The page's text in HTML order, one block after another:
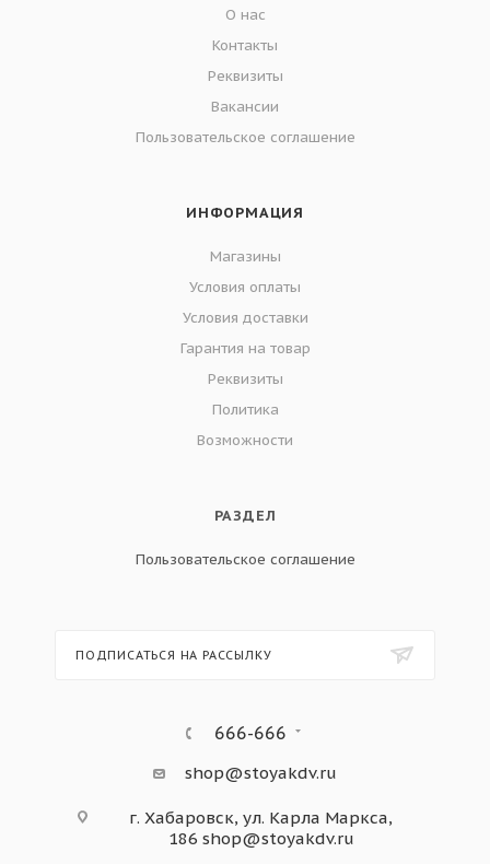
О нас
Контакты
Реквизиты
Вакансии
Пользовательское соглашение
ИНФОРМАЦИЯ
Магазины
Условия оплаты
Условия доставки
Гарантия на товар
Реквизиты
Политика
Возможности
РАЗДЕЛ
Пользовательское соглашение
ПОДПИСАТЬСЯ НА РАССЫЛКУ
666-666
shop@stoyakdv.ru
г. Хабаровск, ул. Карла Маркса,
186 shop@stoyakdv.ru